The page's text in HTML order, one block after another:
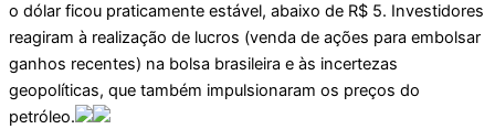
o dólar ficou praticamente estável, abaixo de R$ 5. Investidores
reagiram à realização de lucros (venda de ações para embolsar
ganhos recentes) na bolsa brasileira e às incertezas
geopolíticas, que também impulsionaram os preços do
petróleo.